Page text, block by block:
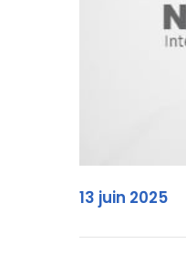
13 juin 2025